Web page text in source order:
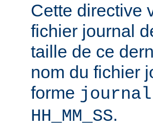
Cette directive
fichier journal
taille de ce
nom du fichier
forme
HH_MM_SS.